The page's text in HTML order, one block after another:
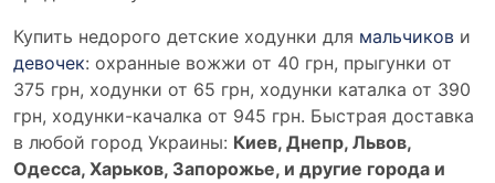
Купить недорого детские ходунки для мальчиков и
девочек: охранные вожжи от 40 грн, прыгунки от
375 грн, ходунки от 65 грн, ходунки каталка от 390
грн, ходунки-качалка от 945 грн. Быстрая доставка
в любой город Украины: Киев, Днепр, Львов,
Одесса, Харьков, Запорожье, и другие города и